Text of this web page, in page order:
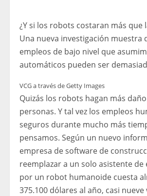
¿Y si los robots costaran más que
Una nueva investigación muestra
empleos de bajo nivel que
automáticos pueden ser
VCG a través de Getty Images
Quizás los robots hagan más
personas. Y tal vez los empleos
seguros durante mucho más
pensamos. Según un nuevo
empresa de software de
reemplazar a un solo asistente de
por un robot humanoide cuesta
375.100 dólares al año, casi nueve